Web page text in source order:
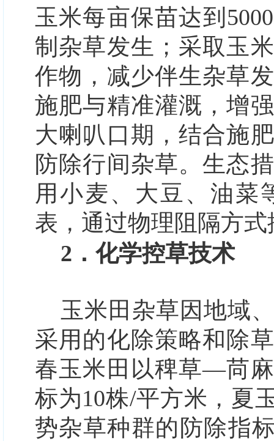
玉米每亩保苗达到
制杂草发生；采取玉
作物，减少伴生杂草
施肥与精准灌溉，增
大喇叭口期，结合施
防除行间杂草。生态
用小麦、大豆 、油菜
表，通过物理阻隔方
2．化学控草技术
玉米田杂草因地域
采用的化除策略和除
春玉米田以稗草—苘
标为10株/平方米，夏
势杂草种群的防除指